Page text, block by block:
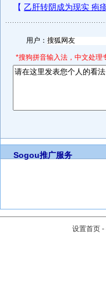
用户：
*搜狗拼音输入法，中文处理
Sogou推广服务
设置首页 -